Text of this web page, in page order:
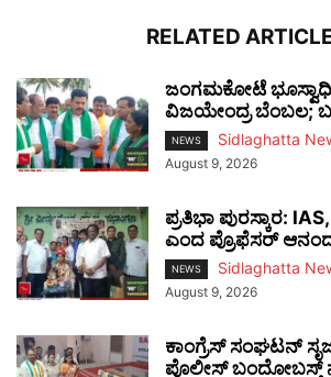
RELATED
ಜಂಗಮಕೋಟೆ
ವಿಜಯೇಂದ್ರ ಬೆಂಬಲ;
NEWS Sidlaghatta
August 9, 2026
ಪ್ರತಿಭಾ ಪುರಸ್ಕಾರ:
ಎಂದ ಪ್ರೊಫೆಸರ್
NEWS Sidlaghatta
August 9, 2026
ಕಾಂಗ್ರೆಸ್ ಸಂಘಟನ್
ಪೊಲೀಸ್ ಬಂದೋಬಸ್ತ್